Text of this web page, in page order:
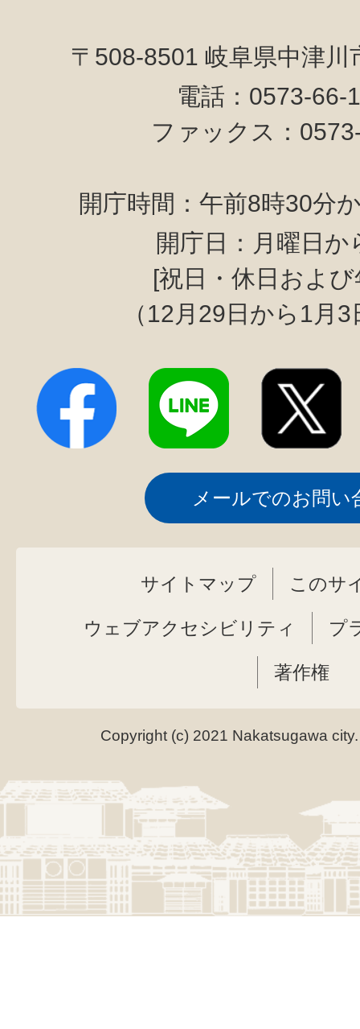
〒508-8501 岐阜県中津
電話：0573-
ファックス：
開庁時間：午前8時30分
開庁日：月曜日か
[祝日・休日およ
（12月29日から1月
メールでのお問い
サイトマップ このサ
ウェブアクセシビリティ プ
著作権
Copyright (c) 2021 Nakatsugawa